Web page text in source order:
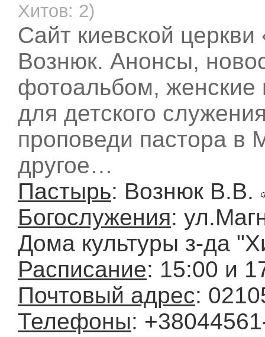
Хитов: 2)
Сайт киевской
Вознюк. Анонсы,
фотоальбом, женские
для детского
проповеди пастора в
другое…
Пастырь: Вознюк В.В.
Богослужения:
Дома культуры з-да
Расписание: 15:00 и
Почтовый адрес:
Телефоны: